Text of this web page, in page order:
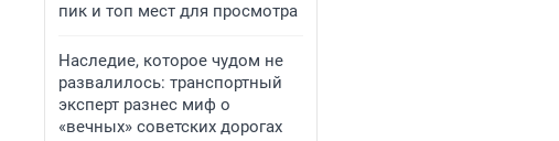
пик и топ мест для просмотра
Наследие, которое чудом не
развалилось: транспортный
эксперт разнес миф о
«вечных» советских дорогах